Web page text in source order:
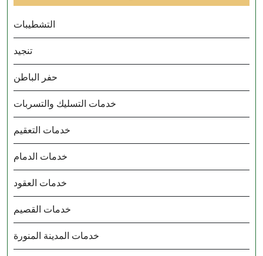
التشطيبات
تنجيد
حفر الباطن
خدمات التسليك والتسربات
خدمات التعقيم
خدمات الدمام
خدمات العقود
خدمات القصيم
خدمات المدينة المنورة